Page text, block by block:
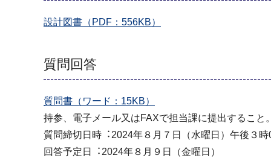
設計図書（PDF：556KB）
質問回答
質問書（ワード：15KB）
持参、電子メール又はFAXで担当課に提出すること。
質問締切⽇時︓2024年８⽉７⽇（水曜⽇）午後３時
回答予定⽇︓2024年８⽉９⽇（金曜⽇）